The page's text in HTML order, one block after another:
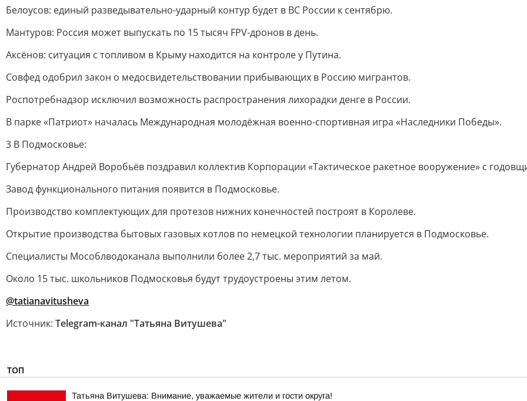
Белоусов: единый разведывательно-ударный контур будет в ВС России к сентябрю.
Мантуров: Россия может выпускать по 15 тысяч FPV-дронов в день.
Аксёнов: ситуация с топливом в Крыму находится на контроле у Путина.
Совфед одобрил закон о медосвидетельствовании прибывающих в Россию мигрантов.
Роспотребнадзор исключил возможность распространения лихорадки денге в России.
В парке «Патриот» началась Международная молодёжная военно-спортивная игра «Наследники Победы».
3 В Подмосковье:
Губернатор Андрей Воробьёв поздравил коллектив Корпорации «Тактическое ракетное вооружение» с
Завод функционального питания появится в Подмосковье.
Производство комплектующих для протезов нижних конечностей построят в Королеве.
Открытие производства бытовых газовых котлов по немецкой технологии планируется в Подмосковье.
Специалисты Мособлводоканала выполнили более 2,7 тыс. мероприятий за май.
Около 15 тыс. школьников Подмосковья будут трудоустроены этим летом.
@tatianavitusheva
Источник: Telegram-канал "Татьяна Витушева"
ТОП
Татьяна Витушева: Внимание, уважаемые жители и гости округа!